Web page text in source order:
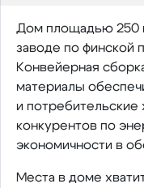
Дом площадью 250
заводе по финской
Конвейерная
материалы
и потребительские
конкурентов по
экономичности в
Места в доме